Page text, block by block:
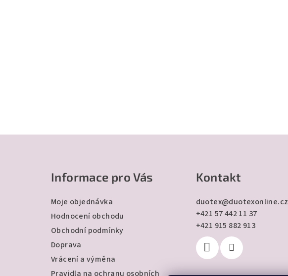
Informace pro Vás
Moje objednávka
Hodnocení obchodu
Obchodní podmínky
Doprava
Vrácení a výměna
Pravidla na ochranu osobních
Kontakt
duotex@duotexonline.cz
+421 57 442 11 37
+421 915 882 913